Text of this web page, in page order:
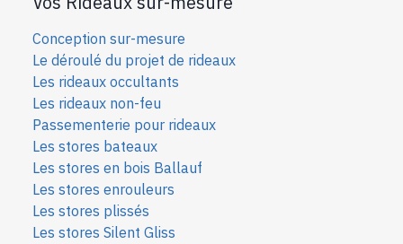
Conception sur-mesure
Le déroulé du projet de rideaux
Les rideaux occultants
Les rideaux non-feu
Passementerie pour rideaux
Les stores bateaux
Les stores en bois Ballauf
Les stores enrouleurs
Les stores plissés
Les stores Silent Gliss